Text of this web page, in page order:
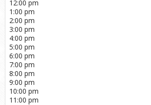
12:00 pm
1:00 pm
2:00 pm
3:00 pm
4:00 pm
5:00 pm
6:00 pm
7:00 pm
8:00 pm
9:00 pm
10:00 pm
11:00 pm